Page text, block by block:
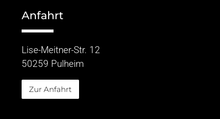
Anfahrt
Lise-Meitner-Str. 12
50259 Pulheim
Zur Anfahrt